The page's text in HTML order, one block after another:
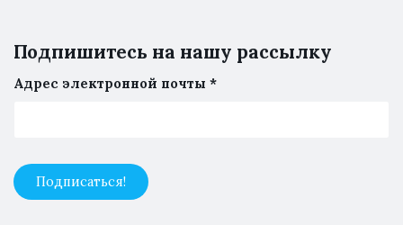
Подпишитесь на нашу рассылку
Адрес электронной почты *